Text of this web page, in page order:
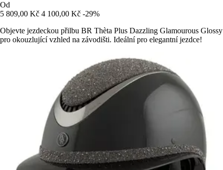
Od
5 809,00 Kč 4 100,00 Kč -29%
Objevte jezdeckou přilbu BR Thèta Plus Dazzling Glamourous Glossy
pro okouzlující vzhled na závodišti. Ideální pro elegantní jezdce!